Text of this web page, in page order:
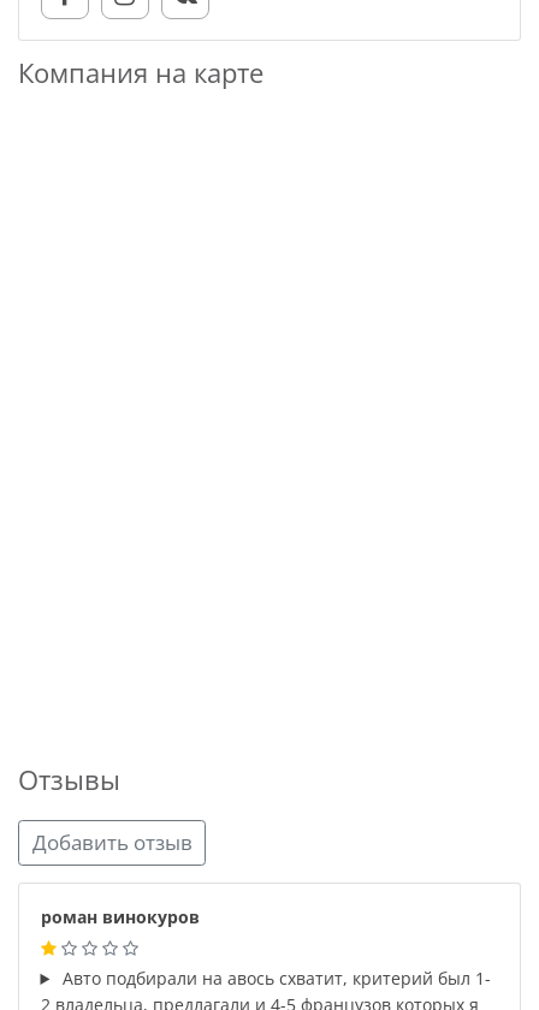
Компания на карте
Отзывы
Добавить отзыв
роман винокуров
Авто подбирали на авось схватит, критерий был 1-
2 владельца, предлагали и 4-5 французов которых я